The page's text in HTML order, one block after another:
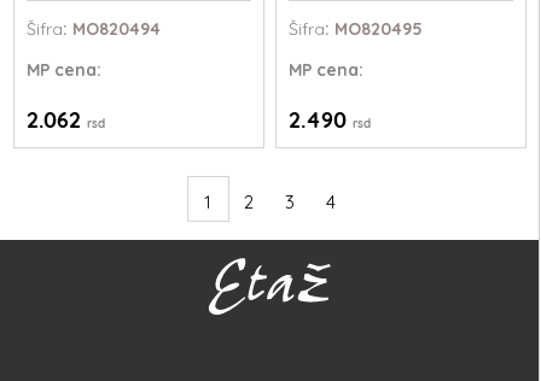
Šifra: MO820494
MP cena:
2.062rsd
Šifra: MO820495
MPcena:
2.490 rsd
1 2 3 4